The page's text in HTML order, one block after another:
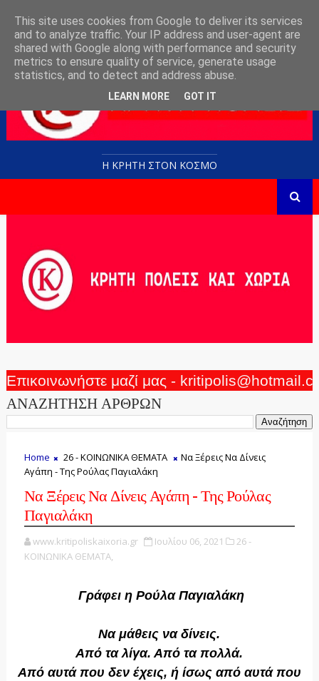
Η ΚΡΗΤΗ ΣΤΟN KOΣΜΟ
Επικοινωνήστε μαζί μας -
ΑΝΑΖΗΤΗΣΗ ΑΡΘΡΩΝ
Home 26 - ΚΟΙΝΩΝΙΚΑ ΘΕΜΑΤΑ
Να Ξέρεις Να Δίνεις
Αγάπη - Της Ρούλας Παγιαλάκη
Να Ξέρεις Να Δίνεις Αγάπη - Της Ρούλας
Παγιαλάκη
www.kritipoliskaixoria.gr Ιουλίου 06, 2021
26 -
ΚΟΙΝΩΝΙΚΑ ΘΕΜΑΤΑ,
Γράφει η Ρούλα Παγιαλάκη
Να μάθεις να δίνεις.
Από τα λίγα. Από τα πολλά.
Από αυτά που δεν έχεις, ή ίσως από αυτά που
This site uses cookies from Google to deliver its services
and to analyze traffic. Your IP address and user-agent are
shared with Google along with performance and security
metrics to ensure quality of service, generate usage
statistics, and to detect and address abuse.
LEARN MORE GOT IT